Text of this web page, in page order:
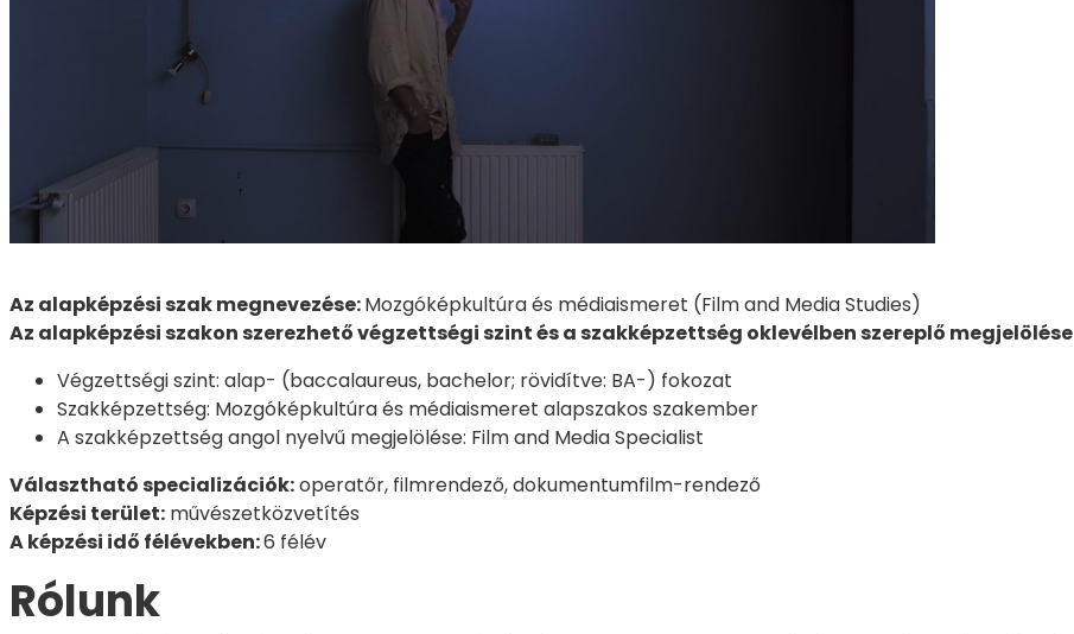
Az alapképzési szak megnevezése:Mozgóképkultúra és médiaismeret (Film and Media Studies)
Az alapképzési szakon szerezhető végzettségi szint és a szakképzettség oklevélben szereplő megjelölése
Végzettségi szint: alap- (baccalaureus, bachelor; rövidítve: BA-) fokozat
Szakképzettség: Mozgóképkultúra és médiaismeret alapszakos szakember
A szakképzettség angol nyelvű megjelölése: Film and Media Specialist
Választható specializációk:operatőr, filmrendező, dokumentumfilm-rendező
Képzési terület: művészetközvetítés
A képzési idő félévekben:6 félév
Rólunk